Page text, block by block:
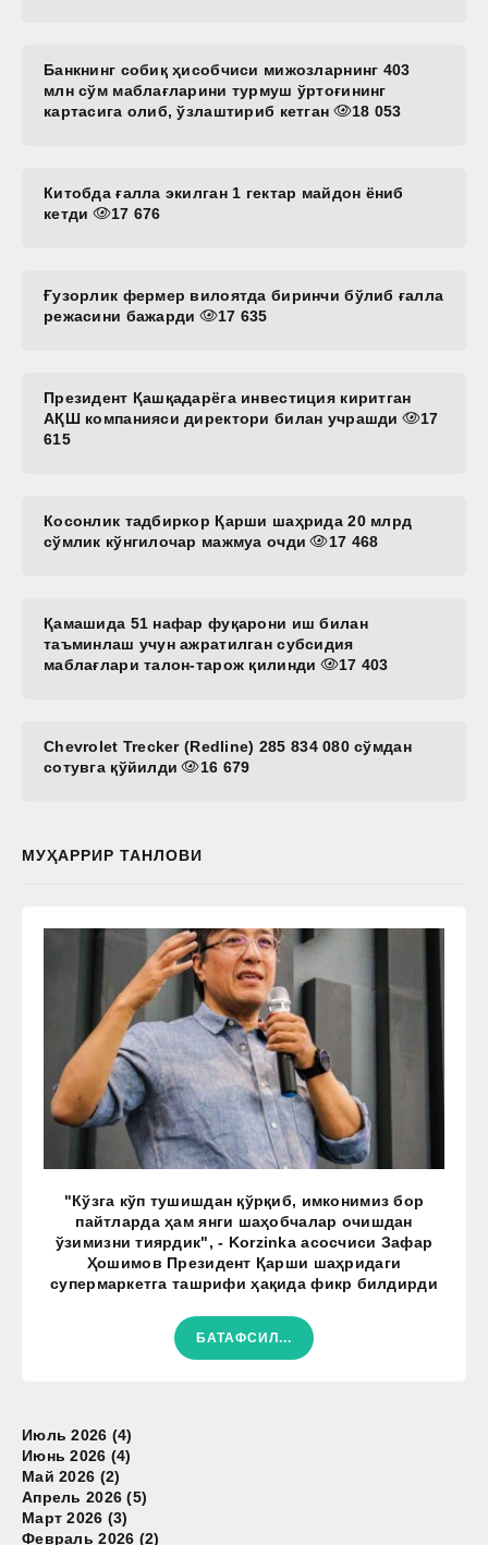
Банкнинг собиқ ҳисобчиси мижозларнинг 403
млн сўм маблағларини турмуш ўртоғининг
картасига олиб, ўзлаштириб кетган
18 053
Китобда ғалла экилган 1 гектар майдон ёниб
кетди
17 676
Ғузорлик фермер вилоятда биринчи бўлиб ғалла
режасини бажарди
17 635
Президент Қашқадарёга инвестиция киритган
АҚШ компанияси директори билан учрашди
17
615
Косонлик тадбиркор Қарши шаҳрида 20 млрд
сўмлик кўнгилочар мажмуа очди
17 468
Қамашида 51 нафар фуқарони иш билан
таъминлаш учун ажратилган субсидия
маблағлари талон-тарож қилинди
17 403
Chevrolet Trecker (Redline) 285 834 080 сўмдан
сотувга қўйилди
16 679
МУҲАРРИР ТАНЛОВИ
"Кўзга кўп тушишдан қўрқиб, имконимиз бор
пайтларда ҳам янги шаҳобчалар очишдан
ўзимизни тиярдик", - Korzinka асосчиси Зафар
Ҳошимов Президент Қарши шаҳридаги
супермаркетга ташрифи ҳақида фикр билдирди
БАТАФСИЛ...
Июль 2026 (4)
Июнь 2026 (4)
Май 2026 (2)
Апрель 2026 (5)
Март 2026 (3)
Февраль 2026 (2)